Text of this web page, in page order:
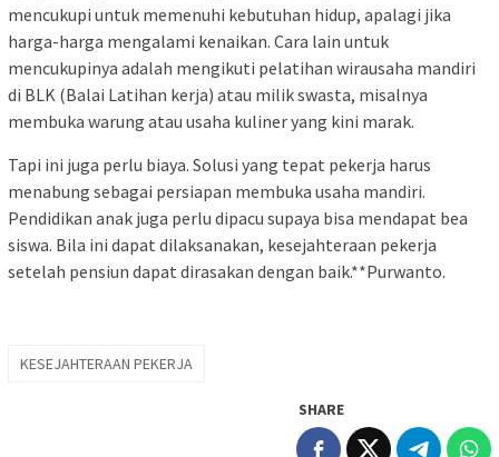
mencukupi untuk memenuhi kebutuhan hidup, apalagi jika
harga-harga mengalami kenaikan. Cara lain untuk
mencukupinya adalah mengikuti pelatihan wirausaha mandiri
di BLK (Balai Latihan kerja) atau milik swasta, misalnya
membuka warung atau usaha kuliner yang kini marak.
Tapi ini juga perlu biaya. Solusi yang tepat pekerja harus
menabung sebagai persiapan membuka usaha mandiri.
Pendidikan anak juga perlu dipacu supaya bisa mendapat bea
siswa. Bila ini dapat dilaksanakan, kesejahteraan pekerja
setelah pensiun dapat dirasakan dengan baik.**Purwanto.
KESEJAHTERAAN PEKERJA
SHARE